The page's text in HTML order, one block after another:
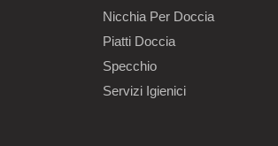
Nicchia Per Doccia
Piatti Doccia
Specchio
Servizi Igienici